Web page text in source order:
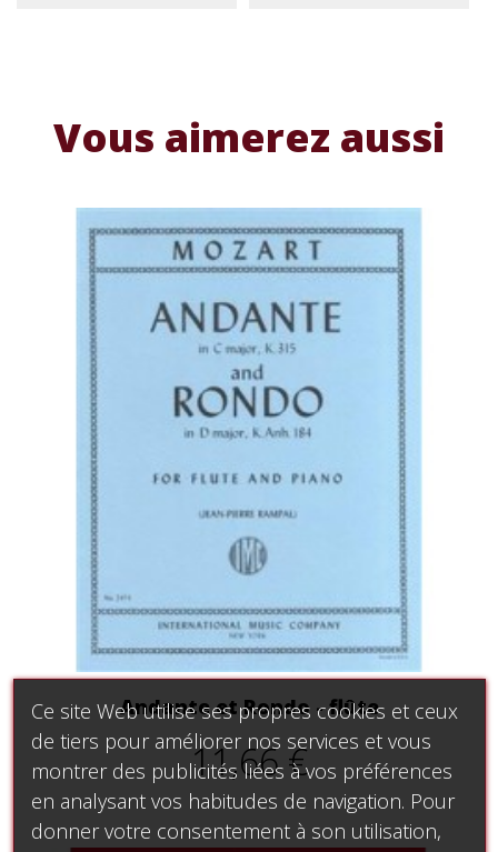
Vous aimerez aussi
Andante et Rondo - flûte
11,66 €
Ce site Web utilise ses propres cookies et ceux
de tiers pour améliorer nos services et vous
montrer des publicités liées à vos préférences
en analysant vos habitudes de navigation. Pour
donner votre consentement à son utilisation,